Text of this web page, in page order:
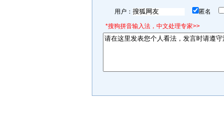
用户： 匿名
*搜狗拼音输入法，中文处理专家>>